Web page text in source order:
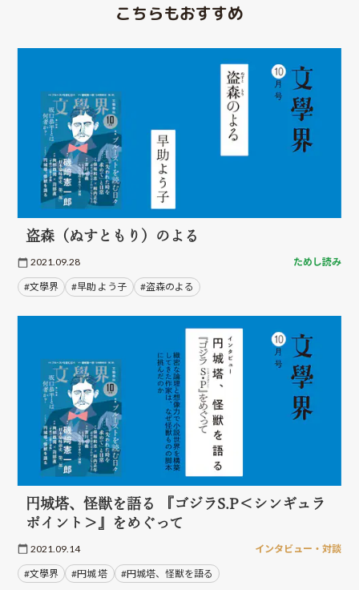
こちらもおすすめ
盗森（ぬすともり）のよる
2021.09.28 ためし読み
#文學界 #早助 よう子 #盗森のよる
円城塔、怪獣を語る 『ゴジラS.P＜シンギュラ
ポイント＞』をめぐって
2021.09.14 インタビュー・対談
#文學界 #円城 塔 #円城塔、怪獣を語る